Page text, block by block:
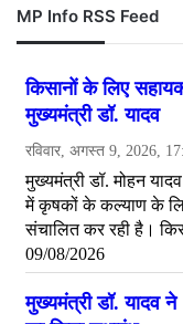
MP Info RSS Feed